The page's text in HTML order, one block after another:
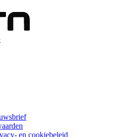
en cookiebeleid